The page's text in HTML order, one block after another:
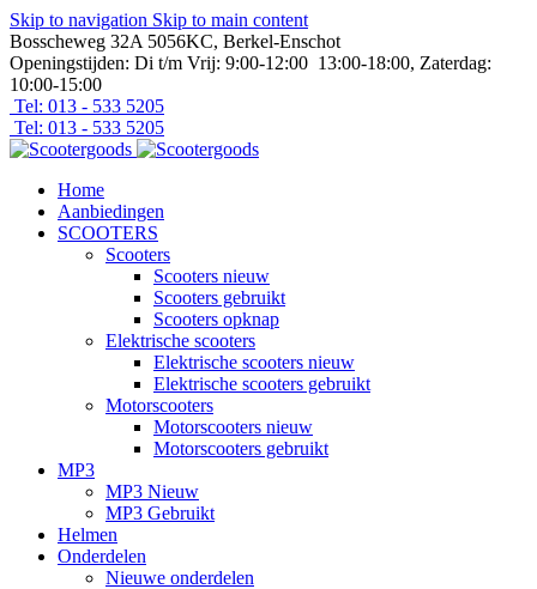
Skip to navigation Skip to main content
Bosscheweg 32A 5056KC, Berkel-Enschot
Openingstijden: Di t/m Vrij: 9:00-12:00 13:00-18:00, Zaterdag:
10:00-15:00
Tel: 013 - 533 5205
Tel: 013 - 533 5205
Home
Aanbiedingen
SCOOTERS
Scooters
Scooters nieuw
Scooters gebruikt
Scooters opknap
Elektrische scooters
Elektrische scooters nieuw
Elektrische scooters gebruikt
Motorscooters
Motorscooters nieuw
Motorscooters gebruikt
MP3
MP3 Nieuw
MP3 Gebruikt
Helmen
Onderdelen
Nieuwe onderdelen